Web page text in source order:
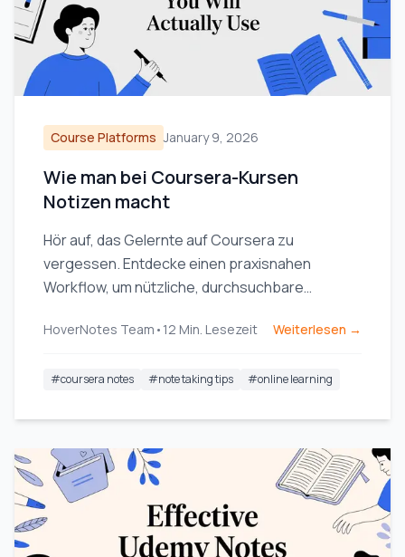
Course Platforms January 9, 2026
Wie man bei Coursera-Kursen
Notizen macht
Hör auf, das Gelernte auf Coursera zu
vergessen. Entdecke einen praxisnahen
Workflow, um nützliche, durchsuchbare
Langzeitgedächtnis fördern.
HoverNotes Team • 12 Min. Lesezeit Weiterlesen →
#coursera notes #note taking tips #online learning